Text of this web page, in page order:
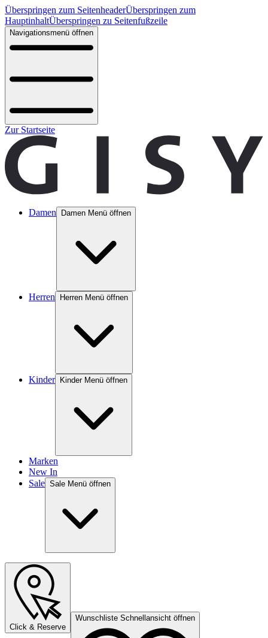
Überspringen zum SeitenheaderÜberspringen zum
HauptinhaltÜberspringen zu Seitenfußzeile
Navigationsmenü öffnen
Zur Startseite
Damen Damen Menü öffnen
Herren Herren Menü öffnen
Kinder Kinder Menü öffnen
Marken
New In
Sale Sale Menü öffnen
Click & Reserve
Wunschliste Schnellansicht öffnen